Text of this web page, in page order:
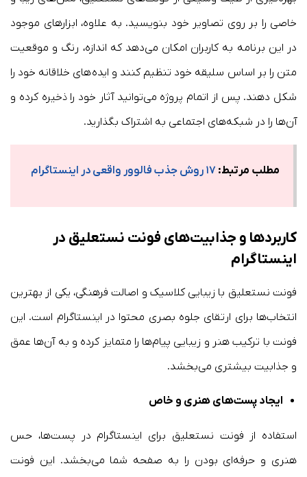
خاصی را بر روی تصاویر خود بنویسید. به علاوه، ابزارهای موجود
در این برنامه به کاربران امکان می‌دهد که اندازه، رنگ و موقعیت
متن را بر اساس سلیقه خود تنظیم کنند و ایده‌های خلاقانه خود را
شکل دهند. پس از اتمام پروژه می‌توانید آثار خود را ذخیره کرده و
آن‌ها را در شبکه‌های اجتماعی به اشتراک بگذارید.
مطلب مرتبط: ۱۷ روش جذب فالوور واقعی در اینستاگرام
کاربردها و جذابیت‌های فونت نستعلیق در
اینستاگرام
فونت نستعلیق با زیبایی کلاسیک و اصالت فرهنگی، یکی از بهترین
انتخاب‌ها برای ارتقای جلوه بصری محتوا در اینستاگرام است. این
فونت با ترکیب هنر و زیبایی پیام‌ها را متمایز کرده و به آن‌ها عمق
و جذابیت بیشتری می‌بخشد.
ایجاد پست‌های هنری و خاص
استفاده از فونت نستعلیق برای اینستاگرام در پست‌ها، حس
هنری و حرفه‌ای بودن را به صفحه شما می‌بخشد. این فونت